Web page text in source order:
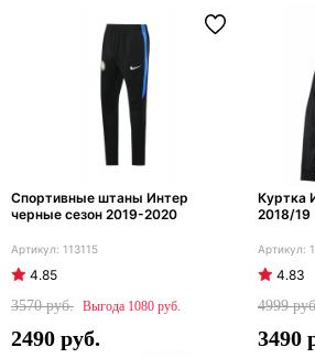
Спортивные штаны Интер
черные сезон 2019-2020
113115
4.85
3570
1080
2490
Куртка
2018/19
4.83
4999
3490